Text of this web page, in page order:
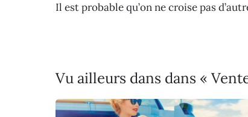
Il est probable qu’on ne croise pas
Vu ailleurs dans dans «